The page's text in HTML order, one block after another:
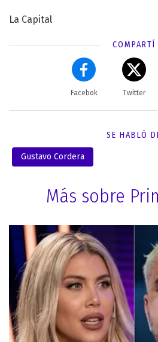
La Capital
COMPARTÍ
Facebok Twitter
SE HABLÓ
Gustavo Cordera
Más sobre